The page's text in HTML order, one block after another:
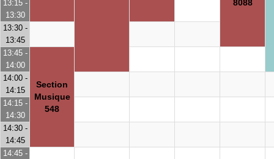
8088
13:15 -
13:30
13:30 -
13:45
13:45 -
14:00
Section
Musique
548
14:00 -
14:15
14:15 -
14:30
14:30 -
14:45
14:45 -